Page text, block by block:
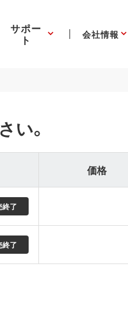
サポー
ト 会社情報
い。
価格
終了
終了